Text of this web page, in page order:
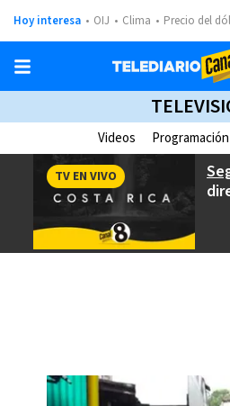
Hoy interesa OIJ Clima Precio del
Videos Programación
TV EN VIVO